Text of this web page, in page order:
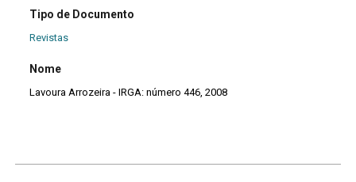
Tipo de Documento
Revistas
Nome
Lavoura Arrozeira - IRGA: número 446, 2008